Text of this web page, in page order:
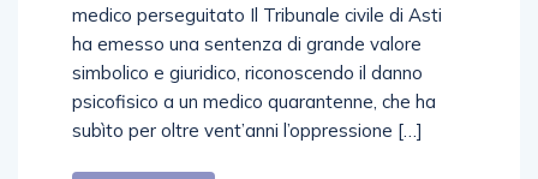
medico perseguitato Il Tribunale civile di Asti
ha emesso una sentenza di grande valore
simbolico e giuridico, riconoscendo il danno
psicofisico a un medico quarantenne, che ha
subìto per oltre vent’anni l’oppressione […]